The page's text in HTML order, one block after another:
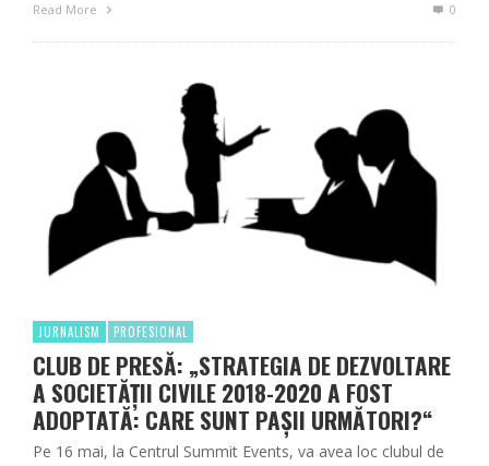
Read More 0
JURNALISM PROFESIONAL
CLUB DE PRESĂ: „STRATEGIA DE DEZVOLTARE
A SOCIETĂȚII CIVILE 2018-2020 A FOST
ADOPTATĂ: CARE SUNT PAȘII URMĂTORI?“
Pe 16 mai, la Centrul Summit Events, va avea loc clubul de